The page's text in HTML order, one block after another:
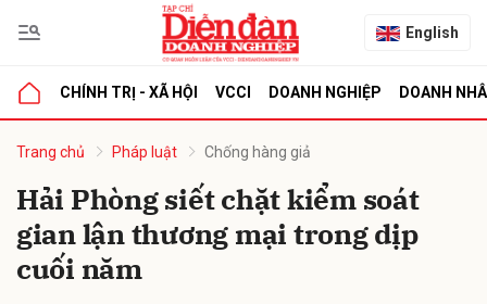
English
CHÍNH TRỊ - XÃ HỘI VCCI DOANH NGHIỆP DOANH
Trang chủ Pháp luật Chống hàng giả
Hải Phòng siết chặt kiểm soát
gian lận thương mại trong dịp
cuối năm
luận